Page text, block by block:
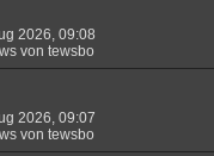
2026, 09:08
von tewsbo
2026, 09:07
von tewsbo